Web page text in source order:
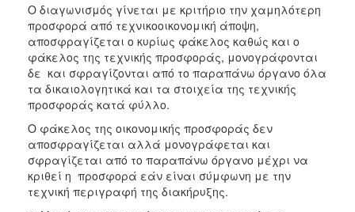
Ο διαγωνισμός γίνεται με κριτήριο την χαμηλότερη
προσφορά από τεχνικοοικονομική άποψη,
αποσφραγίζεται ο κυρίως φάκελος καθώς και ο
φάκελος της τεχνικής προσφοράς, μονογράφονται
δε και σφραγίζονται από το παραπάνω όργανο όλα
τα δικαιολογητικά και τα στοιχεία της τεχνικής
προσφοράς κατά φύλλο.
Ο φάκελος της οικονομικής προσφοράς δεν
αποσφραγίζεται αλλά μονογράφεται και
σφραγίζεται από το παραπάνω όργανο μέχρι να
κριθεί η προσφορά εάν είναι σύμφωνη με την
τεχνική περιγραφή της διακήρυξης.